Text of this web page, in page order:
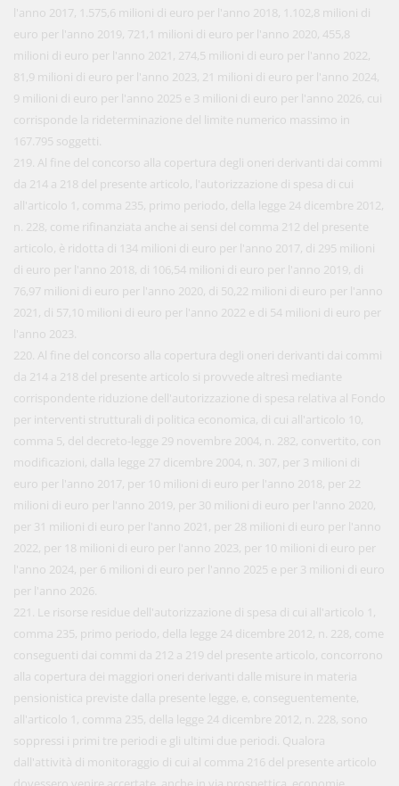
l'anno 2017, 1.575,6 milioni di euro per l'anno 2018, 1.102,8 milioni di
euro per l'anno 2019, 721,1 milioni di euro per l'anno 2020, 455,8
milioni di euro per l'anno 2021, 274,5 milioni di euro per l'anno 2022,
81,9 milioni di euro per l'anno 2023, 21 milioni di euro per l'anno 2024,
9 milioni di euro per l'anno 2025 e 3 milioni di euro per l'anno 2026, cui
corrisponde la rideterminazione del limite numerico massimo in
167.795 soggetti.
219. Al fine del concorso alla copertura degli oneri derivanti dai commi
da 214 a 218 del presente articolo, l'autorizzazione di spesa di cui
all'articolo 1, comma 235, primo periodo, della legge 24 dicembre 2012,
n. 228, come rifinanziata anche ai sensi del comma 212 del presente
articolo, è ridotta di 134 milioni di euro per l'anno 2017, di 295 milioni
di euro per l'anno 2018, di 106,54 milioni di euro per l'anno 2019, di
76,97 milioni di euro per l'anno 2020, di 50,22 milioni di euro per l'anno
2021, di 57,10 milioni di euro per l'anno 2022 e di 54 milioni di euro per
l'anno 2023.
220. Al fine del concorso alla copertura degli oneri derivanti dai commi
da 214 a 218 del presente articolo si provvede altresì mediante
corrispondente riduzione dell'autorizzazione di spesa relativa al Fondo
per interventi strutturali di politica economica, di cui all'articolo 10,
comma 5, del decreto-legge 29 novembre 2004, n. 282, convertito, con
modificazioni, dalla legge 27 dicembre 2004, n. 307, per 3 milioni di
euro per l'anno 2017, per 10 milioni di euro per l'anno 2018, per 22
milioni di euro per l'anno 2019, per 30 milioni di euro per l'anno 2020,
per 31 milioni di euro per l'anno 2021, per 28 milioni di euro per l'anno
2022, per 18 milioni di euro per l'anno 2023, per 10 milioni di euro per
l'anno 2024, per 6 milioni di euro per l'anno 2025 e per 3 milioni di euro
per l'anno 2026.
221. Le risorse residue dell'autorizzazione di spesa di cui all'articolo 1,
comma 235, primo periodo, della legge 24 dicembre 2012, n. 228, come
conseguenti dai commi da 212 a 219 del presente articolo, concorrono
alla copertura dei maggiori oneri derivanti dalle misure in materia
pensionistica previste dalla presente legge, e, conseguentemente,
all'articolo 1, comma 235, della legge 24 dicembre 2012, n. 228, sono
soppressi i primi tre periodi e gli ultimi due periodi. Qualora
dall'attività di monitoraggio di cui al comma 216 del presente articolo